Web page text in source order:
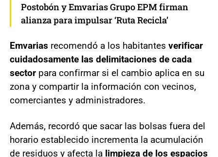
Postobón y Emvarias Grupo EPM firman
alianza para impulsar ‘Ruta Recicla’
Emvarias recomendó a los habitantes verificar
cuidadosamente las delimitaciones de cada
sector para confirmar si el cambio aplica en su
zona y compartir la información con vecinos,
comerciantes y administradores.
Además, recordó que sacar las bolsas fuera del
horario establecido incrementa la acumulación
de residuos y afecta la limpieza de los espacios